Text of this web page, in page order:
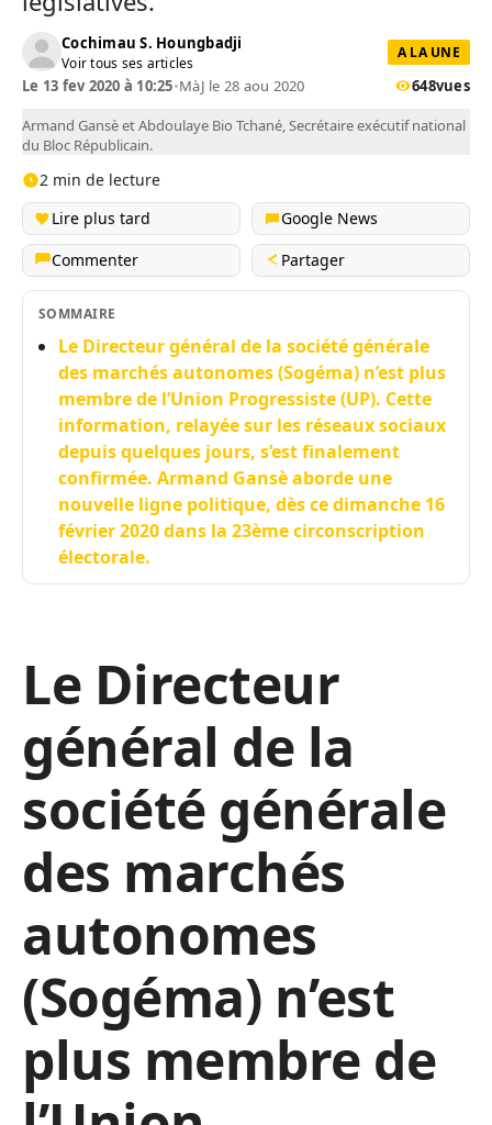
Cochimau S. Houngbadji
Voir tous ses articles
A LA UNE
Le 13 fev 2020 à 10:25•MàJ le 28 aou 2020 648vues
Armand Gansè et Abdoulaye Bio Tchané, Secrétaire exécutif national
du Bloc Républicain.
2 min de lecture
Lire plus tard
Google News
Commenter
Partager
SOMMAIRE
Le Directeur général de la société générale
des marchés autonomes (Sogéma) n’est plus
membre de l’Union Progressiste (UP). Cette
information, relayée sur les réseaux sociaux
depuis quelques jours, s’est finalement
confirmée. Armand Gansè aborde une
nouvelle ligne politique, dès ce dimanche 16
février 2020 dans la 23ème circonscription
électorale.
Le Directeur
général de la
société générale
des marchés
autonomes
(Sogéma) n’est
plus membre de